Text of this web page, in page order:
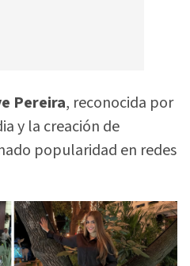
Pereira, reconocida por
y la creación de
popularidad en redes